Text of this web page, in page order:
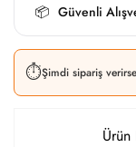
📦 Güvenli
⏱️Şimdi sipariş